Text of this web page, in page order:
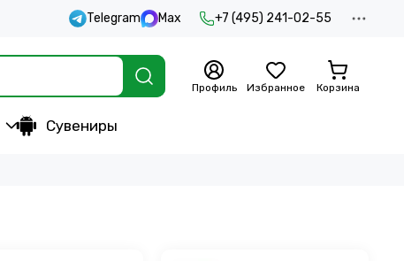
Telegram Max +7 (495) 241-02-55
Профиль Избранное Корзина
Сувениры